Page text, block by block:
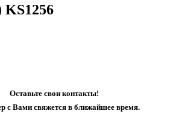
Оставьте свои контакты!
с Вами свяжется в ближайшее время.